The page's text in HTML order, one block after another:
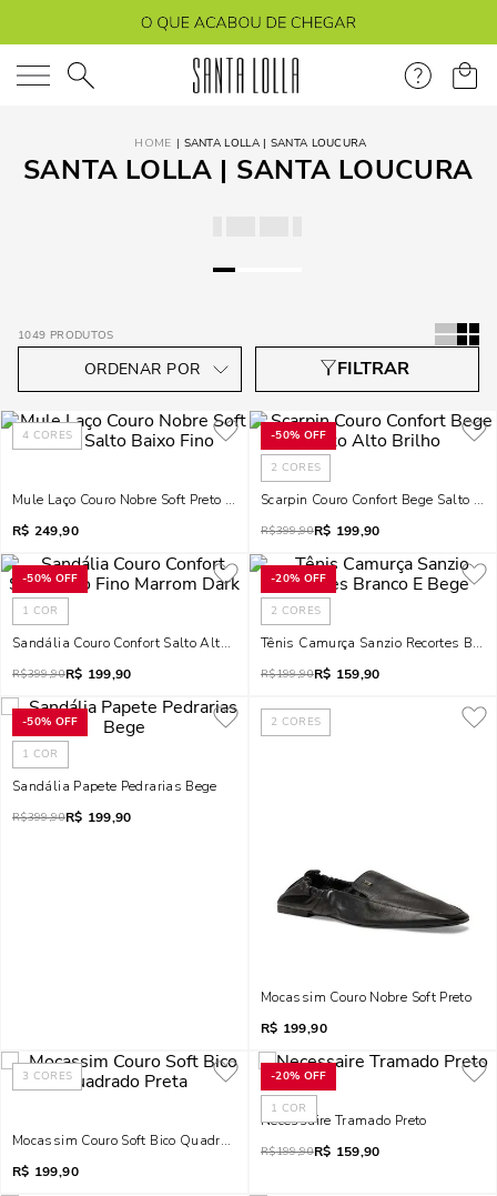
O que você está procurando?
SANTA LOLLA | SANTA LOUCURA
SANTA LOLLA | SANTA LOUCURA
1049 PRODUTOS
4 CORES
Mule Laço Couro Nobre Soft Preto Salto Baixo Fino
R$ 249,90
-50% OFF
2 CORES
Scarpin Couro Confort Bege Salto
R$399,90R$ 199,90
-50% OFF
1 COR
Sandália Couro Confort Salto Alto Fino Marrom Dark
R$399,90R$ 199,90
-20% OFF
2 CORES
Tênis Camurça Sanzio Recortes
R$199,90R$ 159,90
-50% OFF
1 COR
Sandália Papete Pedrarias Bege
R$399,90R$ 199,90
2 CORES
Mocassim Couro Nobre Soft Preto
R$ 199,90
3 CORES
Mocassim Couro Soft Bico Quadrado Preta
R$ 199,90
-20% OFF
1 COR
Necessaire Tramado Preto
R$199,90R$ 159,90